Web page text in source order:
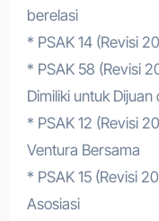
berelasi
* PSAK 14 (Revisi
* PSAK 58 (Revisi
Dimiliki untuk
* PSAK 12 (Revisi
Ventura Bersama
* PSAK 15 (Revisi
Asosiasi